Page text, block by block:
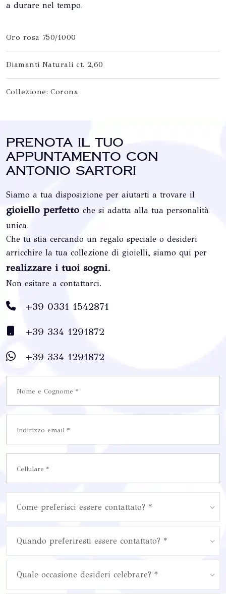
a durare nel tempo.
Oro rosa 750/1000
Diamanti Naturali ct. 2,60
Collezione: Corona
Prenota il tuo
appuntamento con
Antonio Sartori
Siamo a tua disposizione per aiutarti a trovare il
gioiello perfetto che si adatta alla tua personalità
unica.
Che tu stia cercando un regalo speciale o desideri
arricchire la tua collezione di gioielli, siamo qui per
realizzare i tuoi sogni.
Non esitare a contattarci.
+39 0331 1542871
+39 334 1291872
+39 334 1291872
Come preferisci essere contattato? *
Quando preferiresti essere contattato? *
Quale occasione desideri celebrare? *